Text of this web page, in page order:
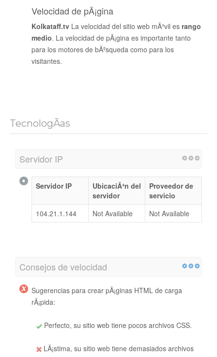
Velocidad de pÃ¡gina
Kolkataff.tv La velocidad del sitio web mÃ³vil es rango
medio. La velocidad de pÃ¡gina es importante tanto
para los motores de bÃºsqueda como para los
visitantes.
TecnologÃ­as
Servidor IP
Servidor IP
UbicaciÃ³n del
servidor
Proveedor de
servicio
104.21.1.144
Not Available Not Available
Consejos de velocidad
Sugerencias para crear pÃ¡ginas HTML de carga
rÃ¡pida:
Perfecto, su sitio web tiene pocos archivos CSS.
LÃ¡stima, su sitio web tiene demasiados archivos